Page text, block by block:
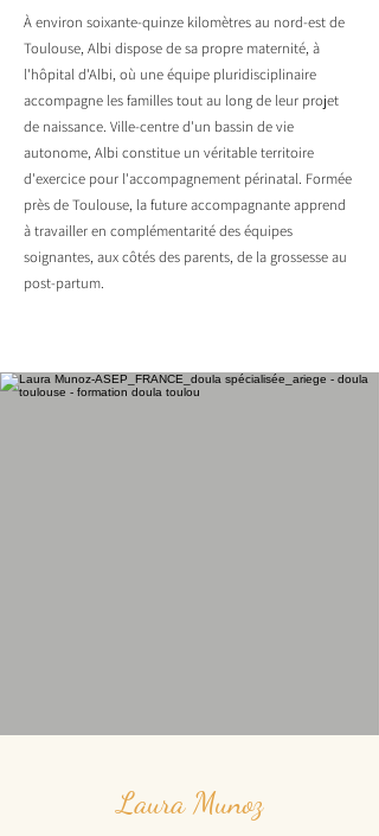
À environ soixante-quinze kilomètres au nord-est de
Toulouse, Albi dispose de sa propre maternité, à
l'hôpital d'Albi, où une équipe pluridisciplinaire
accompagne les familles tout au long de leur projet
de naissance. Ville-centre d'un bassin de vie
autonome, Albi constitue un véritable territoire
d'exercice pour l'accompagnement périnatal. Formée
près de Toulouse, la future accompagnante apprend
à travailler en complémentarité des équipes
soignantes, aux côtés des parents, de la grossesse au
post-partum.
Laura Munoz